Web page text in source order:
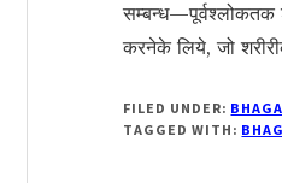
सम्बन्ध—पूर्वश्लोकतक
करनेके लिये, जो
FILED UNDER:
TAGGED WITH: